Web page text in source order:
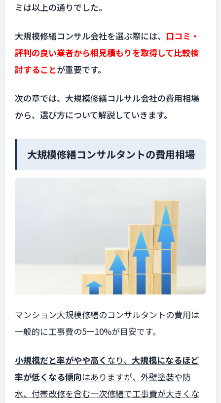
ミは以上の通りでした。
大規模修繕コンサル会社を選ぶ際には、 口コミ・
評判の良い業者から相見積もりを取得して比較検
討することが重要です。
次の章では、大規模修繕コルサル会社の費用相場
から、選び方について解説していきます。
大規模修繕コンサルタントの費用相場
マンション大規模修繕のコンサルタントの費用は
一般的に工事費の5ー10%が目安です。
小規模だと率がやや高く なり、 大規模になるほど
率が低くなる傾向はありますが、外壁塗装や防
水、付帯改修を含む一次修繕で工事費が大きくな